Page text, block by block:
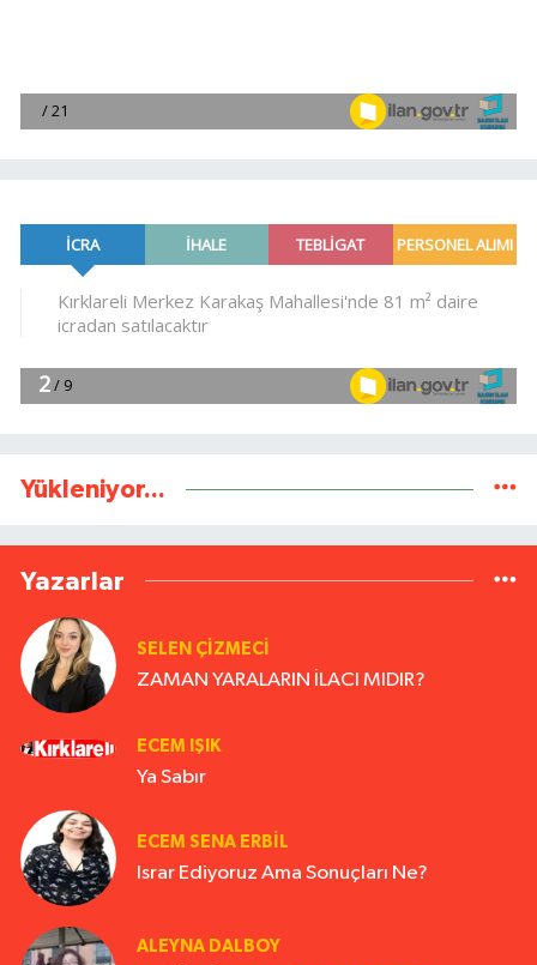
Yükleniyor...
Yazarlar
SELEN ÇİZMECİ
ZAMAN YARALARIN İLACI MIDIR?
ECEM IŞIK
Ya Sabır
ECEM SENA ERBIL
Israr Ediyoruz Ama Sonuçları Ne?
ALEYNA DALBOY